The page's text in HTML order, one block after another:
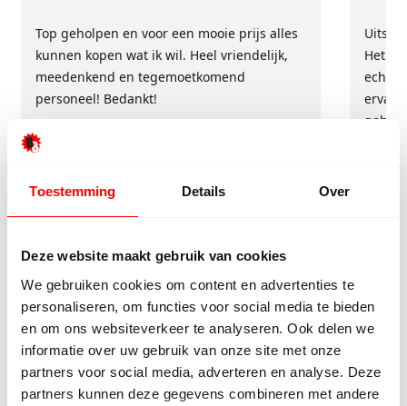
Toestemming Details Over
Deze website maakt gebruik van cookies
We gebruiken cookies om content en advertenties te
personaliseren, om functies voor social media te bieden
en om ons websiteverkeer te analyseren. Ook delen we
informatie over uw gebruik van onze site met onze
partners voor social media, adverteren en analyse. Deze
partners kunnen deze gegevens combineren met andere
Top geholpen en voor een mooie prijs alles
kunnen kopen wat ik wil. Heel vriendelijk,
meedenkend en tegemoetkomend
personeel! Bedankt!
Het
echt
9/10 5272 reviews